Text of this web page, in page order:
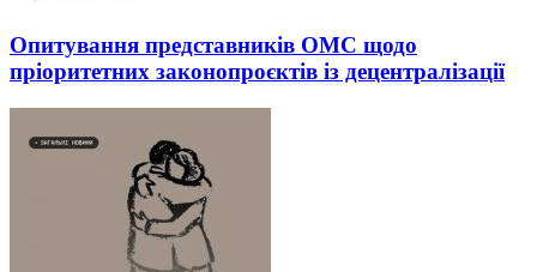
Опитування представників ОМС щодо
пріоритетних законопроєктів із децентралізації